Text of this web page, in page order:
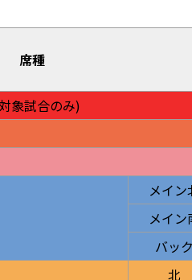
席種
象試合のみ)
メイン
メイン
バック
北